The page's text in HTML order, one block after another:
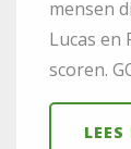
mensen
Lucas en
scoren.
LEES